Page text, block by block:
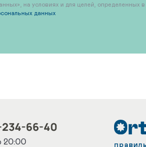
на условиях и для целей, определенных в
данных
66-40
20:00